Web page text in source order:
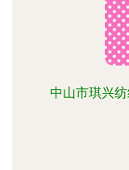
中山市琪兴